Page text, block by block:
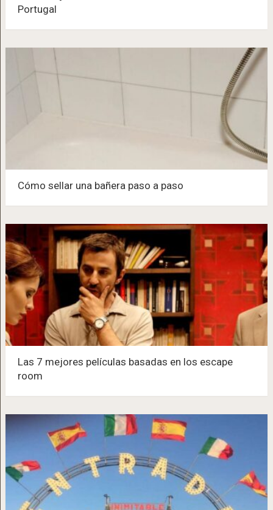
Portugal
Cómo sellar una bañera paso a paso
Las 7 mejores películas basadas en los escape
room